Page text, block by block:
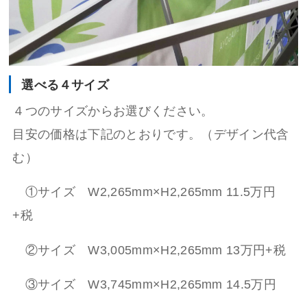
選べる４サイズ
４つのサイズからお選びください。
目安の価格は下記のとおりです。（デザイン代含
む）
①サイズ W2,265mm×H2,265mm 11.5万円
+税
②サイズ W3,005mm×H2,265mm 13万円+税
③サイズ W3,745mm×H2,265mm 14.5万円